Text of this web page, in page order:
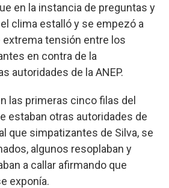
en la instancia de preguntas y
clima estalló y se empezó a
extrema tensión entre los
en contra de la
autoridades de la ANEP.
las primeras cinco filas del
estaban otras autoridades de
que simpatizantes de Silva, se
algunos resoplaban y
a callar afirmando que
exponía.